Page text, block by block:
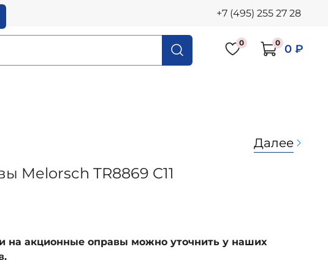
+7 (495) 255 27 28
0 0 0 ₽
Далее
Melorsch TR8869 C11
на акционные оправы можно уточнить у наших